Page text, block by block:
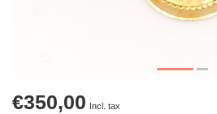
€350,00 Incl. tax